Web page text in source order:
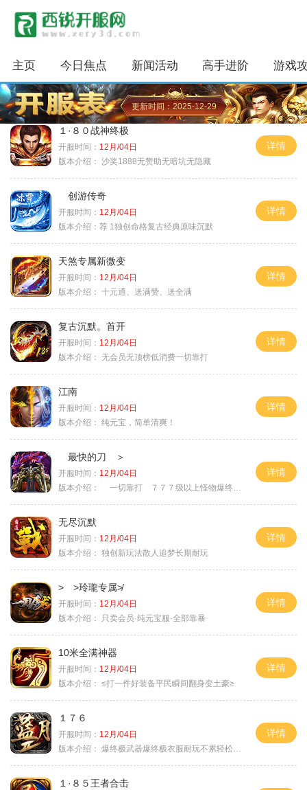
主页 今日焦点 新闻活动 高手进阶 游戏
更新时间：2025-12-29
１·８０战神终极
开服时间： 12月/04日
版本介绍： 沙奖1888无赞助无暗坑无隐藏
详情
创游传奇
开服时间： 12月/04日
版本介绍： 荐 1独创命格复古经典原味沉默
详情
天煞专属新微变
开服时间： 12月/04日
版本介绍： 十元通、送满赞、送全满
详情
复古沉默。首开
开服时间： 12月/04日
版本介绍： 无会员无顶榜低消费一切靠打
详情
江南
开服时间： 12月/04日
版本介绍： 纯元宝，简单清爽！
详情
最快的刀 ＞
开服时间： 12月/04日
版本介绍：
一切靠打 ７７７级以上怪物爆终极 ＞
详情
无尽沉默
开服时间： 12月/04日
版本介绍： 独创新玩法散人追梦长期耐玩
详情
> >玲瓏专属≯
开服时间： 12月/04日
版本介绍：
只卖会员·纯元宝服·全部靠暴
详情
10米全满神器
开服时间： 12月/04日
版本介绍： ≤打一件好装备平民瞬间翻身变土豪≥
详情
１７６
开服时间： 12月/04日
版本介绍： 爆终极武器爆终极衣服耐玩不累轻松满级
详情
１·８５王者合击